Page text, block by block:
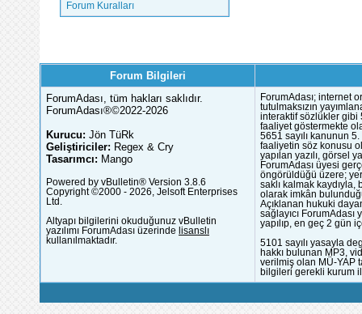
Forum Kuralları
Forum Bilgileri
ForumAdası, tüm hakları saklıdır.
ForumAdası®©2022-2026
Kurucu: Jön TüRk
Geliştiriciler: Regex & Cry
Tasarımcı: Mango
Powered by vBulletin® Version 3.8.6
Copyright ©2000 - 2026, Jelsoft Enterprises
Ltd.
Altyapı bilgilerini okuduğunuz vBulletin
yazılımı ForumAdası üzerinde lisanslı
kullanılmaktadır.
ForumAdası; internet
tutulmaksızın
interaktif sözlükler gibi
faaliyet göstermekte
5651 sayılı kanunun
faaliyetin söz konusu
yapılan yazılı, görsel
ForumAdası üyesi
öngörüldüğü üzere;
saklı kalmak
olarak imkân
Açıklanan hukuki
sağlayıcı
yapılıp, en geç 2 gün
5101 sayılı yasayla
hakkı bulunan MP3,
verilmiş olan MÜ-YAP
bilgileri gerekli kurum